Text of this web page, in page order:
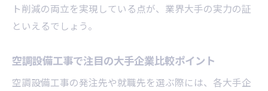
ト削減の両立を実現している点が、業界大手の実力の証
といえるでしょう。
空調設備工事で注目の大手企業比較ポイント
空調設備工事の発注先や就職先を選ぶ際には、各大手企